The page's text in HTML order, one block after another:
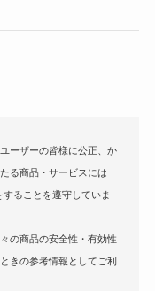
ーザーの皆様に公正、か
る商品・サービスには
することを遵守していま
の商品の安全性・有効性
きの参考情報としてご利